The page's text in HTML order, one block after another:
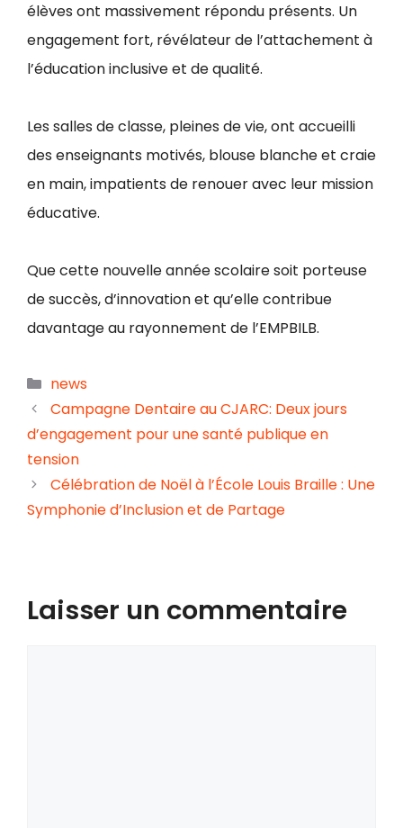
élèves ont massivement répondu présents. Un
engagement fort, révélateur de l’attachement à
l’éducationinclusive et de qualité.
Les salles de classe, pleines de vie, ont accueilli
des enseignants motivés, blouse blanche et craie
en main, impatients de renouer avec leur mission
éducative.
Que cette nouvelle année scolaire soit porteuse
de succès, d’innovation et qu’elle contribue
davantage au rayonnement de l’EMPBILB.
news
Campagne Dentaire au CJARC: Deux jours
d’engagement pour une santé publique en
tension
Célébration de Noël à l’École Louis Braille : Une
Symphonie d’Inclusion et de Partage
Laisser un commentaire